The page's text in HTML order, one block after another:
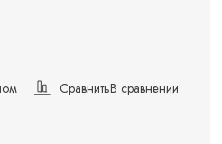
СравнитьВ сравнении